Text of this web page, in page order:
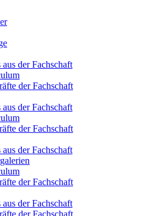
aus der Fachschaft
der Fachschaft
aus der Fachschaft
der Fachschaft
aus der Fachschaft
der Fachschaft
aus der Fachschaft